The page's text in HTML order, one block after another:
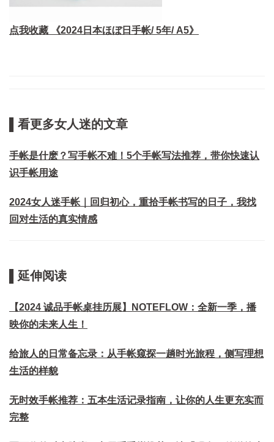
点我收藏 《2024日本ほぼ日手帐/ 5年/ A5》
▌看更多女人迷的文章
手帐是什麽？写手帐不难！5个手帐写法推荐，带你快速认
识手帐用途
2024女人迷手帐｜回归初心，重拾手帐书写的日子，我找
回对生活的真实情感
▌延伸阅读
【2024 诚品手帐桌挂历展】NOTEFLOW：全新一季，播
映你的未来人生！
给旅人的日常备忘录：从手帐窥探一趟时光旅程，侧写理想
生活的样貌
无时效手帐推荐：五本生活记录指南，让你的人生更充实而
完整